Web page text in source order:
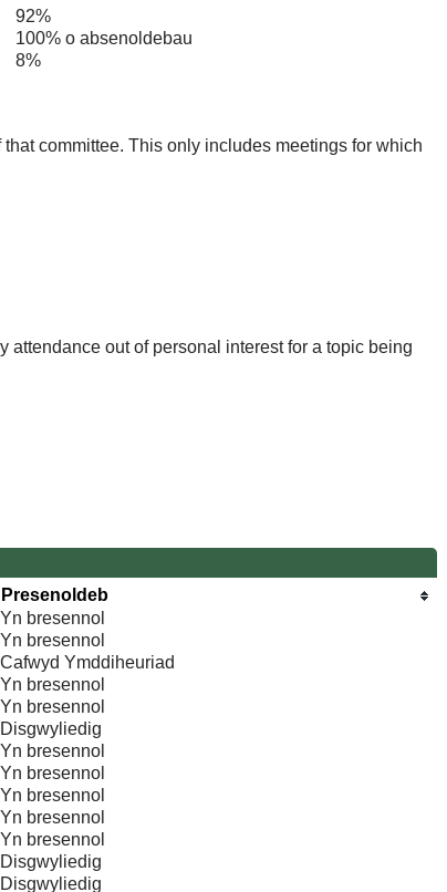
92%
100% o absenoldebau
8%
committee. This only includes meetings for which
attendance out of personal interest for a topic being
Presenoldeb
Yn bresennol
Yn bresennol
Cafwyd Ymddiheuriad
Yn bresennol
Yn bresennol
Disgwyliedig
Yn bresennol
Yn bresennol
Yn bresennol
Yn bresennol
Yn bresennol
Disgwyliedig
Disgwyliedig